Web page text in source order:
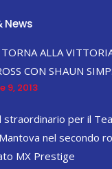
News
ALLA
CON SHAUN
9, 2013
straordinario per il
nel secondo
MX Prestige